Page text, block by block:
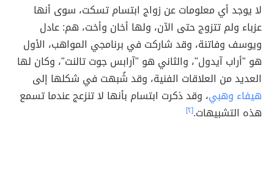
لا يوجد أي معلومات عن زواج ابتسام تسكت، سوى أنها
عزباء ولم تتزوج حتى الآن، ولها أخان وأخت، هم: عادل
ويوسف وفاتنة، وقد شاركت في برنامجي المواهب، الأول
هو "أراب آيدول"، والثاني هو "آرابس جوت تالنت"، وكان لها
العديد من العلاقات الفنية، وقد شُبهت في شكلها إلى
هيفاء وهبي، وقد ذكرت ابتسام بأنها لا تنزعج عندما تسمع
هذه التشبيهات.[٢]